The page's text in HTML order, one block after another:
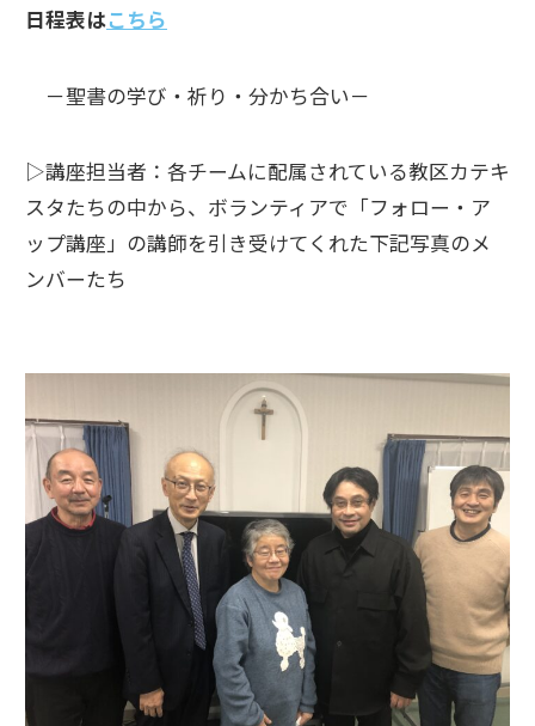
日程表はこちら
－聖書の学び・祈り・分かち合い－
▷講座担当者：各チームに配属されている教区カテキ
スタたちの中から、ボランティアで「フォロー・ア
ップ講座」の講師を引き受けてくれた下記写真のメ
ンバーたち